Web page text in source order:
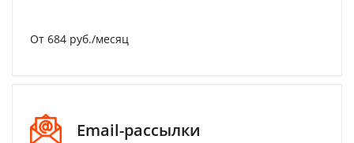
От 684 руб./месяц
Email-рассылки